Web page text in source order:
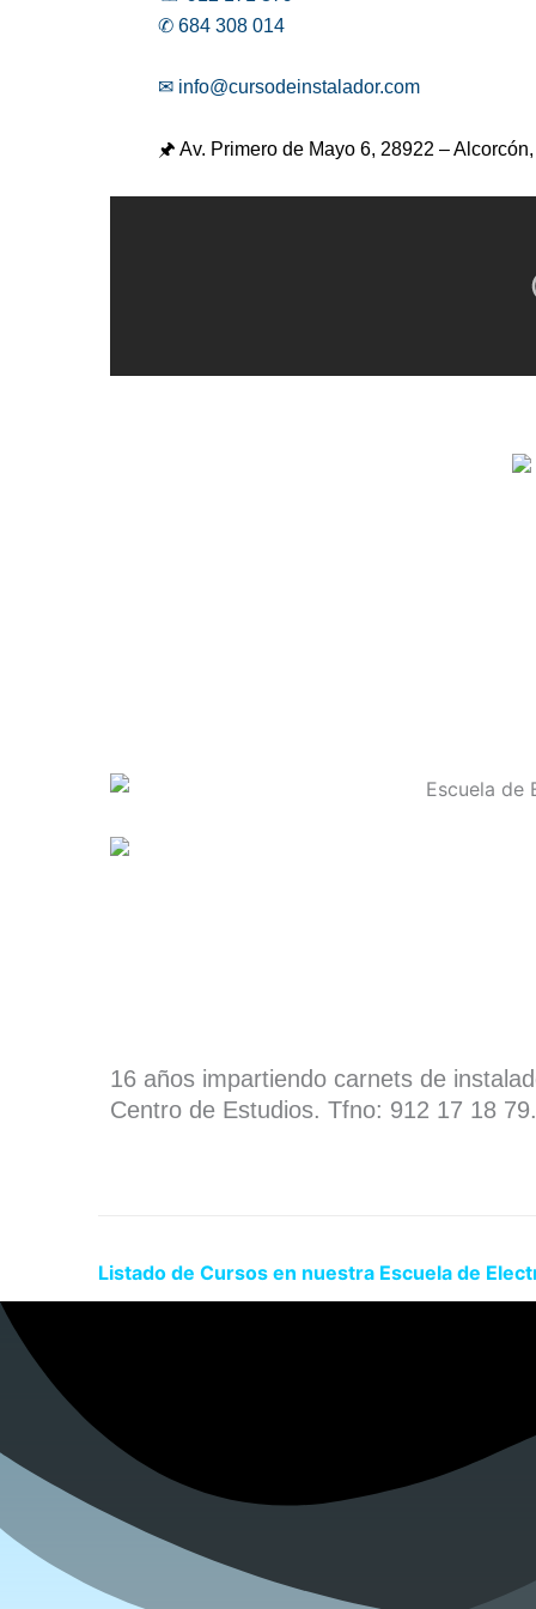
✆ 684 308 014
✉ info@cursodeinstalador.com
🖈 Av. Primero de Mayo 6, 28922 –
16 años impartiendo carnets de
Centro de Estudios. Tfno: 912 17 18 79.
Listado de Cursos en nuestra Escuela de